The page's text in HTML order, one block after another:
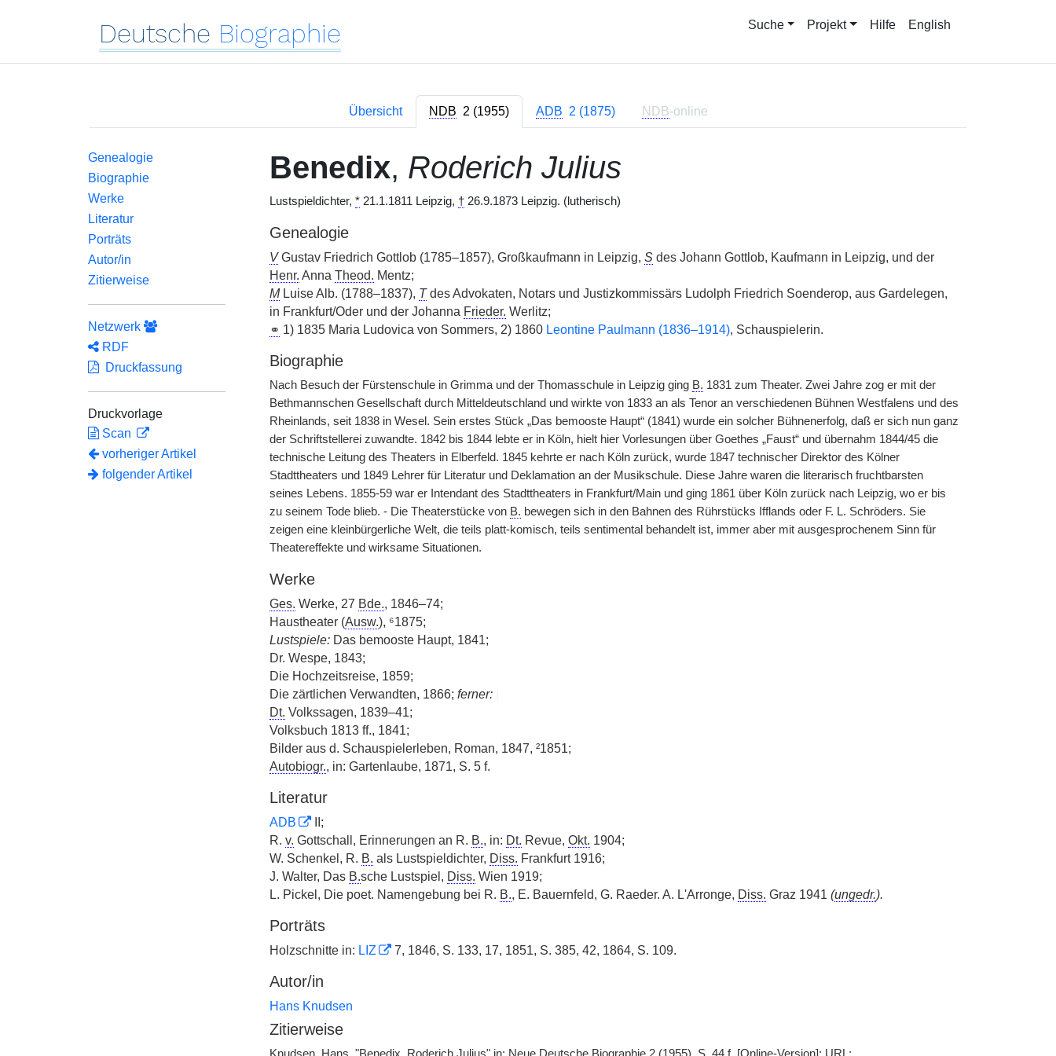
Deutsche Biographie Suche Projekt Hilfe English
Übersicht NDB 2 (1955) ADB 2 (1875) NDB-online
Genealogie
Biographie
Werke
Literatur
Porträts
Autor/in
Zitierweise
Netzwerk
RDF
Druckfassung
Druckvorlage
Scan
vorheriger Artikel
folgender Artikel
Benedix, Roderich Julius
Lustspieldichter, *21.1.1811 Leipzig, †26.9.1873 Leipzig. (lutherisch)
Genealogie
VGustav Friedrich Gottlob (1785–1857), Großkaufmann in Leipzig, Sdes Johann Gottlob, Kaufmann in Leipzig, und der
Henr. Anna Theod. Mentz;
MLuise Alb. (1788–1837), Tdes Advokaten, Notars und Justizkommissärs Ludolph Friedrich Soenderop, aus Gardelegen,
in Frankfurt/Oder und der Johanna Frieder. Werlitz;
⚭ 1) 1835 Maria Ludovica von Sommers, 2) 1860 Leontine Paulmann (1836–1914), Schauspielerin.
Biographie
Nach Besuch der Fürstenschule in Grimma und der Thomasschule in Leipzig ging B. 1831 zum Theater. Zwei Jahre zog er mit der
Bethmannschen Gesellschaft durch Mitteldeutschland und wirkte von 1833 an als Tenor an verschiedenen Bühnen Westfalens und des
Rheinlands, seit 1838 in Wesel. Sein erstes Stück „Das bemooste Haupt“ (1841) wurde ein solcher Bühnenerfolg, daß er sich nun ganz
der Schriftstellerei zuwandte. 1842 bis 1844 lebte er in Köln, hielt hier Vorlesungen über Goethes „Faust“ und übernahm 1844/45 die
technische Leitung des Theaters in Elberfeld. 1845 kehrte er nach Köln zurück, wurde 1847 technischer Direktor des Kölner
Stadttheaters und 1849 Lehrer für Literatur und Deklamation an der Musikschule. Diese Jahre waren die literarisch fruchtbarsten
seines Lebens. 1855-59 war er Intendant des Stadttheaters in Frankfurt/Main und ging 1861 über Köln zurück nach Leipzig, wo er bis
zu seinem Tode blieb. - Die Theaterstücke von B. bewegen sich in den Bahnen des Rührstücks Ifflands oder F. L. Schröders. Sie
zeigen eine kleinbürgerliche Welt, die teils platt-komisch, teils sentimental behandelt ist, immer aber mit ausgesprochenem Sinn für
Theatereffekte und wirksame Situationen.
Werke
Ges. Werke, 27 Bde., 1846–74;
Haustheater (Ausw.), ⁶1875;
Lustspiele:Das bemooste Haupt, 1841;
Dr. Wespe, 1843;
Die Hochzeitsreise, 1859;
Die zärtlichen Verwandten, 1866; ferner:
Dt. Volkssagen, 1839–41;
Volksbuch 1813 ff., 1841;
Bilder aus d. Schauspielerleben, Roman, 1847, ²1851;
Autobiogr., in: Gartenlaube, 1871, S. 5 f.
Literatur
ADB
II;
R. v. Gottschall, Erinnerungen an R. B., in: Dt. Revue, Okt. 1904;
W. Schenkel, R. B. als Lustspieldichter, Diss. Frankfurt 1916;
J. Walter, Das B.sche Lustspiel, Diss. Wien 1919;
L. Pickel, Die poet. Namengebung bei R. B., E. Bauernfeld, G. Raeder. A. L'Arronge, Diss. Graz 1941 (ungedr.).
Porträts
Holzschnitte in: LIZ 7, 1846, S. 133, 17, 1851, S. 385, 42, 1864, S. 109.
Autor/in
Hans Knudsen
Zitierweise